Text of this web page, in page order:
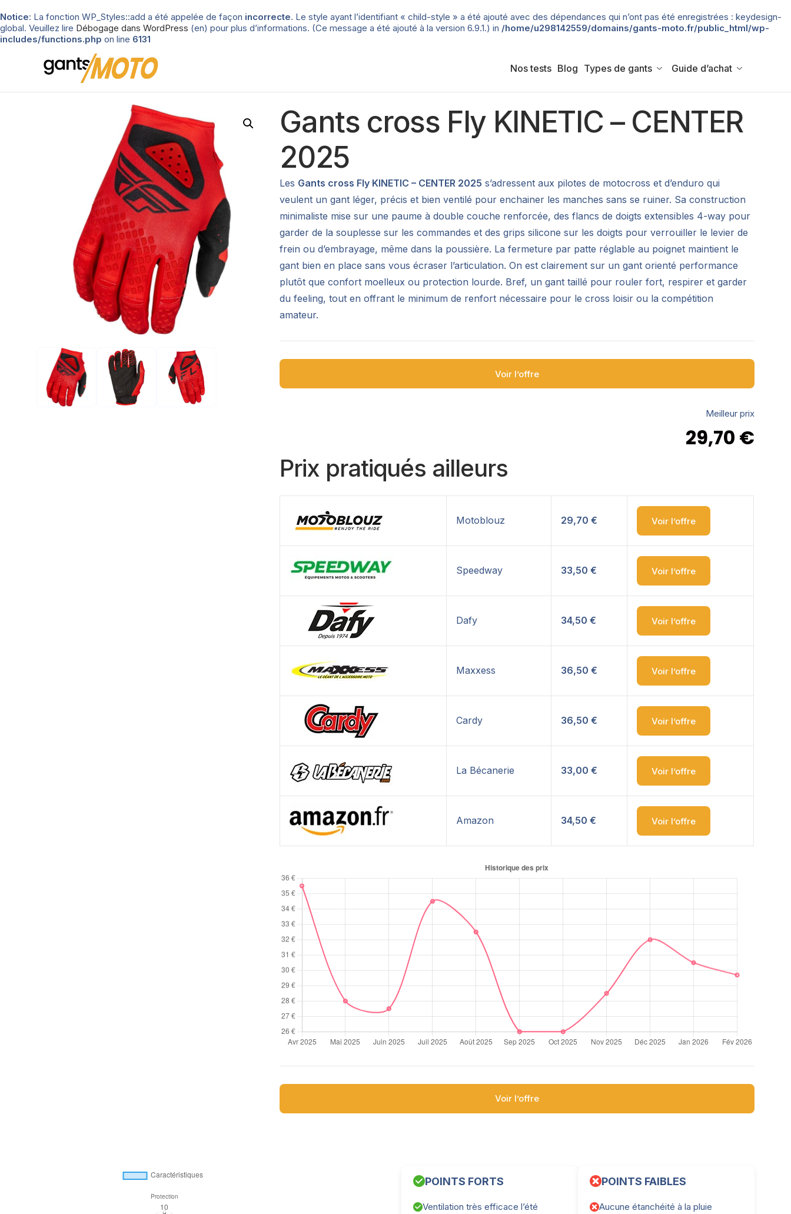
Notice: La fonction WP_Styles::add a été appelée de façon incorrecte. Le style ayant l’identifiant « child-style » a été ajouté avec des dépendances qui n’ont pas été enregistrées : keydesign-
global. Veuillez lire Débogage dans WordPress (en) pour plus d’informations. (Ce message a été ajouté à la version 6.9.1.) in /home/u298142559/domains/gants-moto.fr/public_html/wp-
includes/functions.php on line 6131
Nos tests Blog Types de gants Guide d’achat
Gants cross Fly KINETIC – CENTER
2025
Les Gants cross Fly KINETIC – CENTER 2025 s’adressent aux pilotes de motocross et d’enduro qui
veulent un gant léger, précis et bien ventilé pour enchainer les manches sans se ruiner. Sa construction
minimaliste mise sur une paume à double couche renforcée, des flancs de doigts extensibles 4-way pour
garder de la souplesse sur les commandes et des grips silicone sur les doigts pour verrouiller le levier de
frein ou d’embrayage, même dans la poussière. La fermeture par patte réglable au poignet maintient le
gant bien en place sans vous écraser l’articulation. On est clairement sur un gant orienté performance
plutôt que confort moelleux ou protection lourde. Bref, un gant taillé pour rouler fort, respirer et garder
du feeling, tout en offrant le minimum de renfort nécessaire pour le cross loisir ou la compétition
amateur.
Voir l’offre
Meilleur prix
29,70 €
Prix pratiqués ailleurs
Motoblouz 29,70 € Voir l’offre
Speedway 33,50 € Voir l’offre
Dafy 34,50 € Voir l’offre
Maxxess 36,50 € Voir l’offre
Cardy 36,50 € Voir l’offre
La Bécanerie 33,00 € Voir l’offre
Amazon 34,50 € Voir l’offre
Voir l’offre
POINTS FORTS
Ventilation très efficace l’été
POINTS FAIBLES
Aucune étanchéité à la pluie